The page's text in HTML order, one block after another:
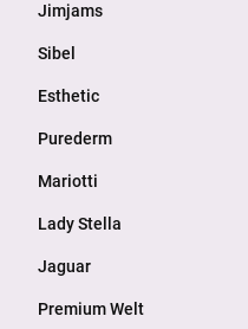
Jimjams
Sibel
Esthetic
Purederm
Mariotti
Lady Stella
Jaguar
Premium Welt